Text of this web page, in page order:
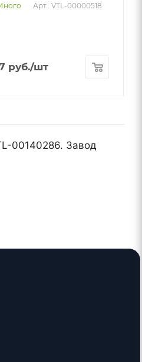
Арт.: VTL-00000518
руб./шт
00140286. Завод